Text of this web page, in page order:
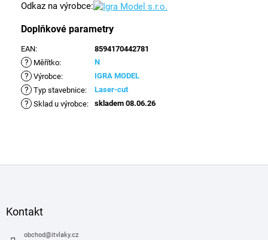
Odkaz na výrobce:
Doplňkové parametry
EAN: 8594170442781
? Měřítko: N
? Výrobce: IGRA MODEL
? Typ stavebnice: Laser-cut
? Sklad u výrobce: skladem 08.06.26
Kontakt
obchod@itvlaky.cz